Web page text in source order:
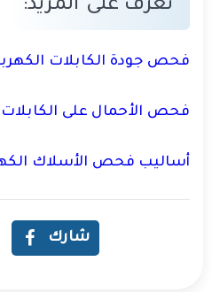
تعرف على المزيد:
فحص جودة الكابلات
فحص الأحمال على الكابلات
أساليب فحص الأسلاك
شارك